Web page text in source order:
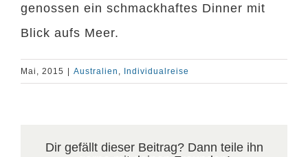
genossen ein schmackhaftes Dinner mit
Blick aufs Meer.
Mai, 2015 | Australien Individualreise
Dir gefällt dieser Beitrag? Dann teile ihn